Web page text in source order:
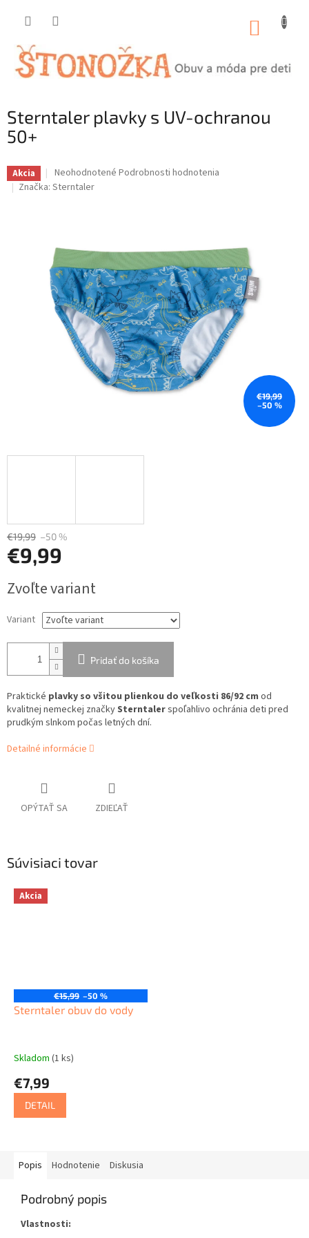
Sterntaler plavky s UV-ochranou
50+
Akcia
Priemerné
hodnotenie
5
hviezdičiek.
Neohodnotené Podrobnosti hodnotenia
Značka: Sterntaler
€19,99
–50 %
€19,99 –50 %
€9,99
cena:
Zvoľte variant
Variant
Pridať do košíka
Praktické plavky so všitou plienkou do veľkosti 86/92 cm od
kvalitnej nemeckej značkySterntalerspoľahlivo ochránia deti pred
prudkým slnkom počas letných dní.
Detailné informácie
OPÝTAŤ SA ZDIEĽAŤ
Súvisiaci tovar
Akcia
€15,99 –50 %
Sterntaler obuv do vody
Skladom (1 ks)
€7,99
DETAIL
Popis Hodnotenie Diskusia
Podrobný popis
Vlastnosti: